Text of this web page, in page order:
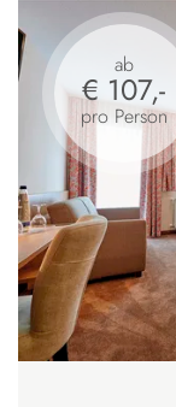
ab
€ 107,-
pro Person